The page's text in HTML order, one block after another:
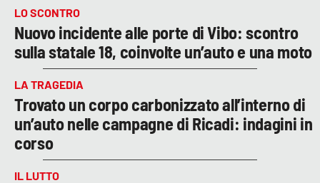
LO SCONTRO
Nuovo incidente alle porte di Vibo: scontro
sulla statale 18, coinvolte un’auto e una moto
LA TRAGEDIA
Trovato un corpo carbonizzato all’interno di
un’auto nelle campagne di Ricadi: indagini in
corso
IL LUTTO